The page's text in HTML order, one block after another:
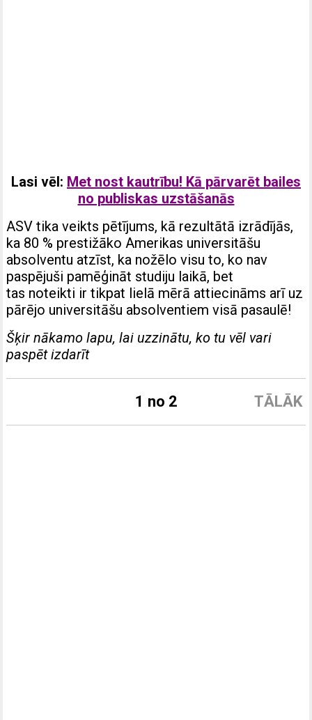
Lasi vēl: Met nost kautrību! Kā pārvarēt bailes
no publiskas uzstāšanās
ASV tika veikts pētījums, kā rezultātā izrādījās,
ka 80 % prestižāko Amerikas universitāšu
absolventu atzīst, ka nožēlo visu to, ko nav
paspējuši pamēģināt studiju laikā, bet
tas noteikti ir tikpat lielā mērā attiecināms arī uz
pārējo universitāšu absolventiem visā pasaulē!
Šķir nākamo lapu, lai uzzinātu, ko tu vēl vari
paspēt izdarīt
TĀLĀK
1 no 2